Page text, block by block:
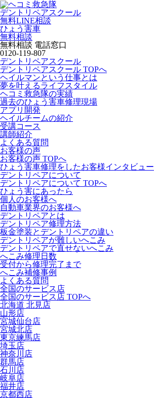
デントリペアスクール
無料LINE相談
ひょう害車
無料相談
無料相談 電話窓口
0120-119-807
デントリペアスクール
デントリペアスクール TOPへ
ヘイルマンという仕事とは
夢を叶えるライフスタイル
ヘコミ救急隊の実績
過去のひょう害車修理現場
アプリ開発
ヘイルチームの紹介
受講コース
講師紹介
よくある質問
お客様の声
お客様の声 TOPへ
ひょう害車修理をしたお客様インタビュー
デントリペアについて
デントリペアについて TOPへ
ひょう害にあったら
個人のお客様へ
自動車業界のお客様へ
デントリペアとは
デントリペア修理方法
板金塗装とデントリペアの違い
デントリペアが難しいへこみ
デントリペアで直せないへこみ
へこみ修理日数
受付から修理完了まで
へこみ補修事例
よくある質問
全国のサービス店
全国のサービス店 TOPへ
北海道 北見店
山形店
宮城仙台店
宮城北店
東京練馬店
埼玉店
神奈川店
群馬店
石川店
岐阜店
福井店
京都西店